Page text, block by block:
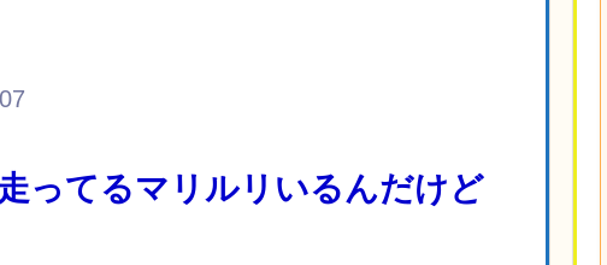
ってるマリルリいるんだけど